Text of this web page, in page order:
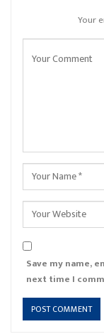
Your
Save my name,
next time I